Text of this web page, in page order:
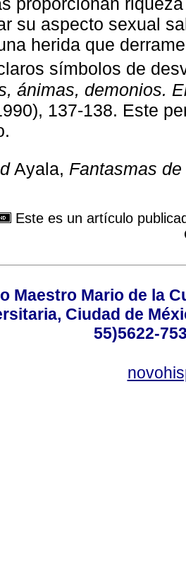
su aspecto sexual
herida que
símbolos de
ánimas, demonios.
137-138. Este
Ayala, Fantasmas
Este es un artículo
Maestro Mario de la
Ciudad de
55)5622-